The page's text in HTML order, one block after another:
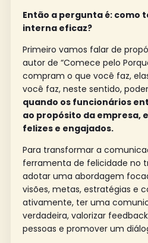
Então a pergunta é: como
interna eficaz?
Primeiro vamos falar de
autor de “Comece pelo
compram o que você faz,
você faz, neste sentido,
quando os funcionários
ao propósito da empresa,
felizes e engajados.
Para transformar a
ferramenta de felicidade no
adotar uma abordagem
visões, metas, estratégias e
ativamente, ter uma
verdadeira, valorizar
pessoas e promover um